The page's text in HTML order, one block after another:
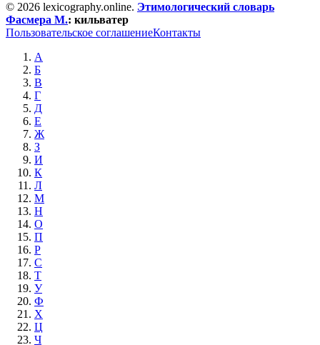
© 2026 lexicography.online. Этимологический словарь
Фасмера М.: кильватер
Пользовательское соглашениеКонтакты
А
Б
В
Г
Д
Е
Ж
З
И
К
Л
М
Н
О
П
Р
С
Т
У
Ф
Х
Ц
Ч